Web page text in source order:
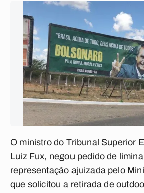
O ministro do Tribunal Superior
Luiz Fux, negou pedido de
representação ajuizada pelo
que solicitou a retirada de